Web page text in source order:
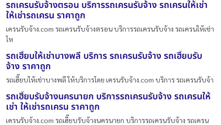
รถเครนรับจ้างตรอน บริการรถเครนรับจ้าง รถเครนให้เช่า
ให้เช่ารถเครน ราคาถูก
เครนรับจ้าง.com รถเครนรับจ้างตรอน บริการรถเครนรับจ้าง รถเครนให้เช่า
ให
รถเฮี๊ยบให้เช่าบางพลี บริการ รถเครนรับจ้าง รถเฮี๊ยบรับ
จ้าง ราคาถูก
รถเฮี๊ยบให้เช่าบางพลี ให้บริการโดย เครนรับจ้าง.com บริการ รถเครนรับจ้า
รถเฮี๊ยบรับจ้างนครนายก บริการรถเครนรับจ้าง รถเครนให้
เช่า ให้เช่ารถเครน ราคาถูก
เครนรับจ้าง.com รถเฮี๊ยบรับจ้างนครนายก บริการรถเครนรับจ้าง รถเครน